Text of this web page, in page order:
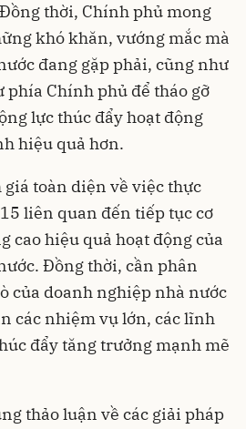
thời, Chính phủ mong
khó khăn, vướng mắc mà
đang gặp phải, cũng như
phía Chính phủ để tháo gỡ
lực thúc đẩy hoạt động
hiệu quả hơn.
toàn diện về việc thực
liên quan đến tiếp tục cơ
cao hiệu quả hoạt động của
Đồng thời, cần phân
của doanh nghiệp nhà nước
các nhiệm vụ lớn, các lĩnh
đẩy tăng trưởng mạnh mẽ
thảo luận về các giải pháp